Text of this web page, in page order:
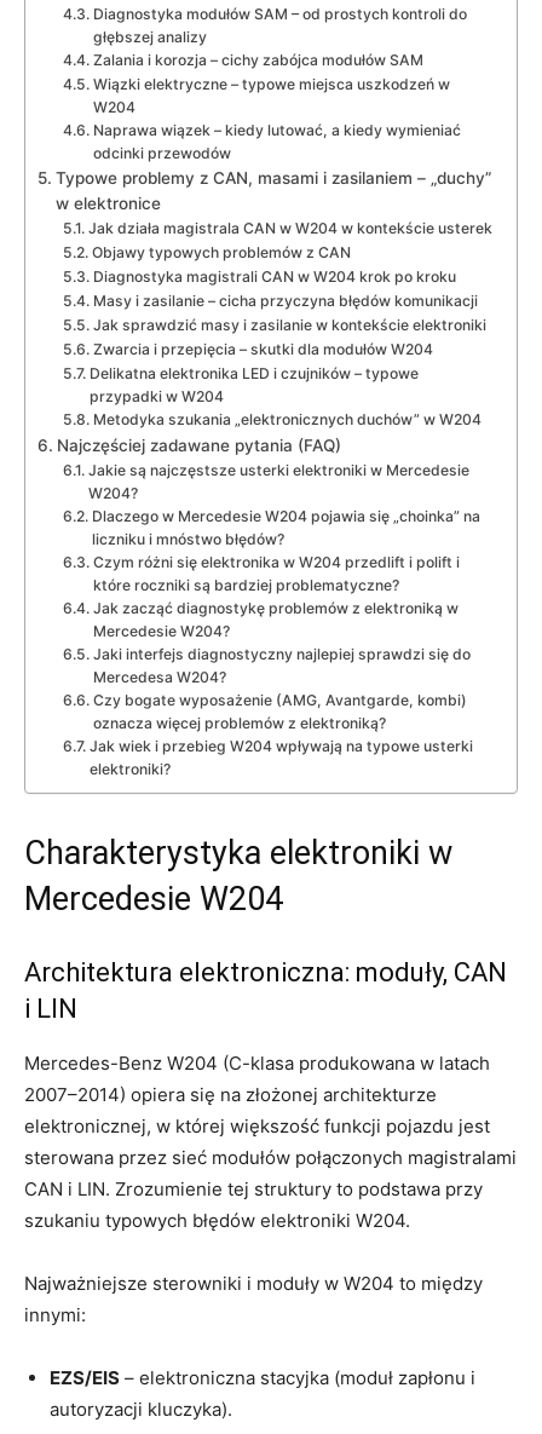
Diagnostyka modułów SAM – od prostych kontroli do
głębszej analizy
Zalania i korozja – cichy zabójca modułów SAM
Wiązki elektryczne – typowe miejsca uszkodzeń w
W204
Naprawa wiązek – kiedy lutować, a kiedy wymieniać
odcinki przewodów
Typowe problemy z CAN, masami i zasilaniem – „duchy”
w elektronice
Jak działa magistrala CAN w W204 w kontekście usterek
Objawy typowych problemów z CAN
Diagnostyka magistrali CAN w W204 krok po kroku
Masy i zasilanie – cicha przyczyna błędów komunikacji
Jak sprawdzić masy i zasilanie w kontekście elektroniki
Zwarcia i przepięcia – skutki dla modułów W204
Delikatna elektronika LED i czujników – typowe
przypadki w W204
Metodyka szukania „elektronicznych duchów” w W204
Najczęściej zadawane pytania (FAQ)
Jakie są najczęstsze usterki elektroniki w Mercedesie
W204?
Dlaczego w Mercedesie W204 pojawia się „choinka” na
liczniku i mnóstwo błędów?
Czym różni się elektronika w W204 przedlift i polift i
które roczniki są bardziej problematyczne?
Jak zacząć diagnostykę problemów z elektroniką w
Mercedesie W204?
Jaki interfejs diagnostyczny najlepiej sprawdzi się do
Mercedesa W204?
Czy bogate wyposażenie (AMG, Avantgarde, kombi)
oznacza więcej problemów z elektroniką?
Jak wiek i przebieg W204 wpływają na typowe usterki
elektroniki?
Charakterystyka elektroniki w
Mercedesie W204
Architektura elektroniczna: moduły, CAN
i LIN
Mercedes-Benz W204 (C-klasa produkowana w latach
2007–2014) opiera się na złożonej architekturze
elektronicznej, w której większość funkcji pojazdu jest
sterowana przez sieć modułów połączonych magistralami
CAN i LIN. Zrozumienie tej struktury to podstawa przy
szukaniu typowych błędów elektroniki W204.
Najważniejsze sterowniki i moduły w W204 to między
innymi:
EZS/EIS – elektroniczna stacyjka (moduł zapłonu i
autoryzacji kluczyka).